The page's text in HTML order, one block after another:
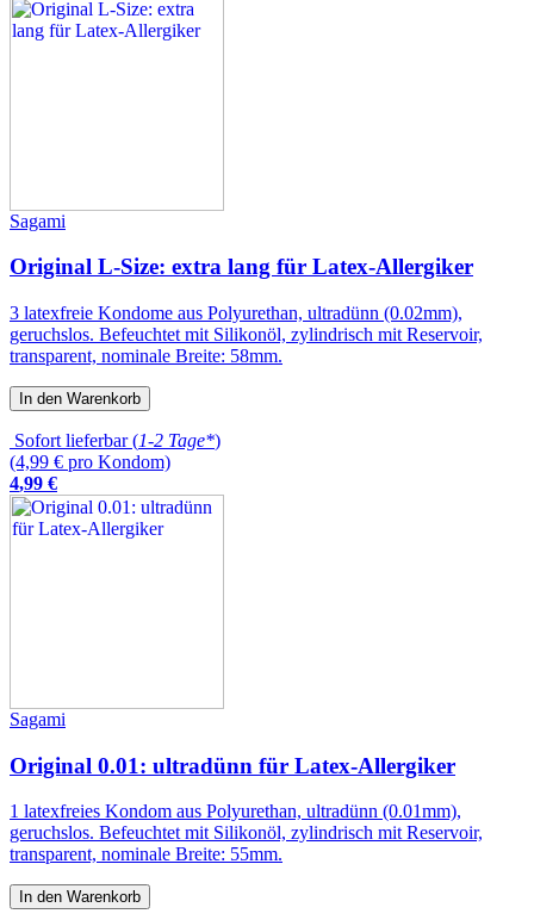
Sagami
Original L-Size: extra lang für Latex-Allergiker
3 latexfreie Kondome aus Polyurethan, ultradünn (0.02mm),
geruchslos. Befeuchtet mit Silikonöl, zylindrisch mit Reservoir,
transparent, nominale Breite: 58mm.
In den Warenkorb
Sofort lieferbar (1-2 Tage*)
(4,99 € pro Kondom)
4,99 €
Sagami
Original 0.01: ultradünn für Latex-Allergiker
1 latexfreies Kondom aus Polyurethan, ultradünn (0.01mm),
geruchslos. Befeuchtet mit Silikonöl, zylindrisch mit Reservoir,
transparent, nominale Breite: 55mm.
In den Warenkorb